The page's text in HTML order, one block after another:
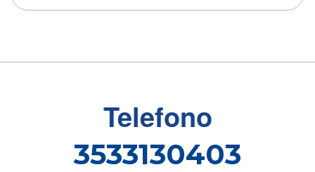
Telefono
3533130403